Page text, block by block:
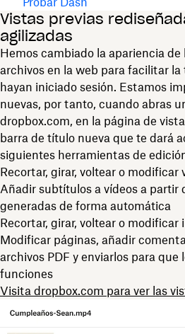
Vistas previas
agilizadas
Hemos cambiado la apariencia de
archivos en la web para facilitar la
hayan iniciado sesión. Estamos
nuevas, por tanto, cuando abras
dropbox.com, en la página de
barra de título nueva que te dará
siguientes herramientas de
Recortar, girar, voltear o modificar
Añadir subtítulos a vídeos a partir
generadas de forma automática
Recortar, girar, voltear o modificar
Modificar páginas, añadir
archivos PDF y enviarlos para
funciones
Visita dropbox.com para ver las